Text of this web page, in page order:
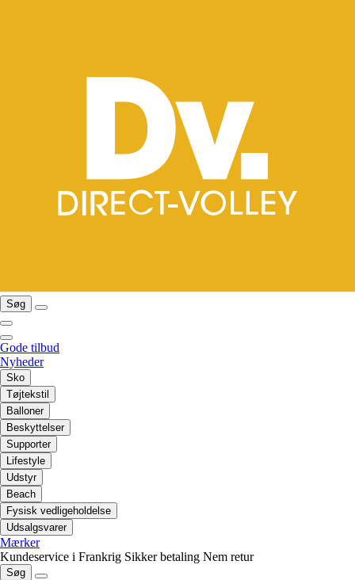
Søg
Gode tilbud
Nyheder
Sko
Tøjtekstil
Balloner
Beskyttelser
Supporter
Lifestyle
Udstyr
Beach
Fysisk vedligeholdelse
Udsalgsvarer
Mærker
Kundeservice i Frankrig Sikker betaling Nem retur
Søg